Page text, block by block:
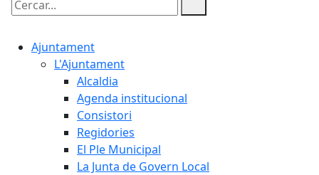
Cercar:
Ajuntament
L'Ajuntament
Alcaldia
Agenda institucional
Consistori
Regidories
El Ple Municipal
La Junta de Govern Local